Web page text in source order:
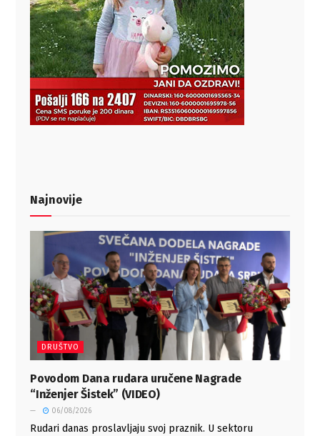
Najnovije
DRUŠTVO
Povodom Dana rudara uručene Nagrade
“Inženjer Šistek” (VIDEO)
06/08/2026
Rudari danas proslavljaju svoj praznik. U sektoru